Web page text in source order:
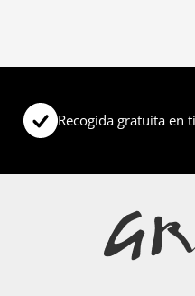
Recogida gratuita en